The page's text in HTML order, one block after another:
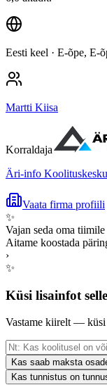
Eesti keel · E-õpe, E-
Martti Kiisa
Korraldaja
Äri-info
Vaata firma profiili
✨
Vajan seda oma tiimile
Aitame koostada
›
✨
Küsi lisainfot
Vastame kiirelt — küsi
Kas saab maksta
Kas tunnistus on